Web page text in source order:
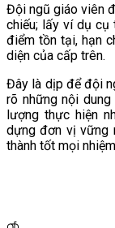
Đội ngũ giáo viên
chiếu; lấy ví dụ cụ
điểm tồn tại, hạn
diện của cấp trên.
Đây là dịp để đội
rõ những nội
lượng thực hiện
dựng đơn vị vững
thành tốt mọi